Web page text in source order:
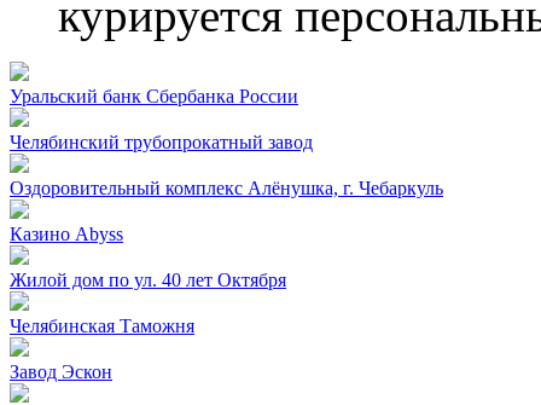
курируется
Уральский банк Сбербанка России
Челябинский трубопрокатный завод
Оздоровительный комплекс Алёнушка, г. Чебаркуль
Казино Abyss
Жилой дом по ул. 40 лет Октября
Челябинская Таможня
Завод Эскон